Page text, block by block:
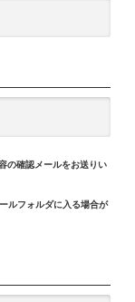
の確認メールをお送りい
ルフォルダに入る場合が